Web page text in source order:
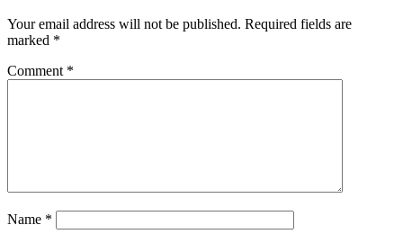
Your email address will not be published. Required fields are
marked *
Comment *
Name *